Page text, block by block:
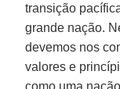
transição
grande nação.
devemos nos
valores e
como uma